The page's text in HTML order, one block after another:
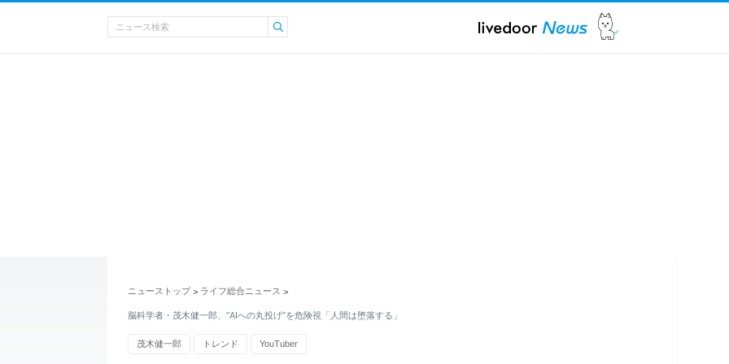
ニューストップ > ライフ総合ニュース >
脳科学者・茂木健一郎、“AIへの丸投げ”を危険視「人間は堕落する」
茂木健一郎 トレンド YouTuber